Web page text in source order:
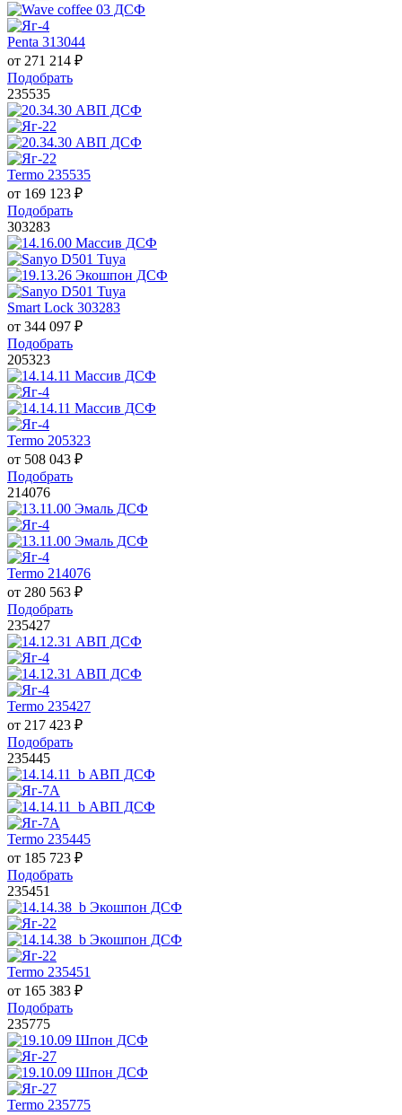
Penta 313044
от 271 214 ₽
Подобрать
235535
Termo 235535
от 169 123 ₽
Подобрать
303283
Smart Lock 303283
от 344 097 ₽
Подобрать
205323
Termo 205323
от 508 043 ₽
Подобрать
214076
Termo 214076
от 280 563 ₽
Подобрать
235427
Termo 235427
от 217 423 ₽
Подобрать
235445
Termo 235445
от 185 723 ₽
Подобрать
235451
Termo 235451
от 165 383 ₽
Подобрать
235775
Termo 235775